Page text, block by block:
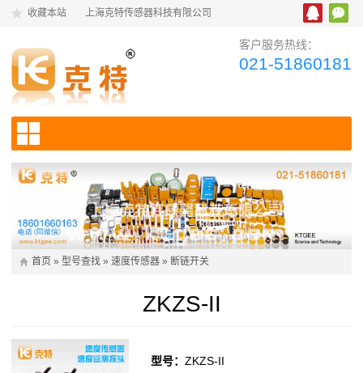
收藏本站 上海克特传感器科技有限公司
客户服务热线：
021-51860181
首页 » 型号查找 » 速度传感器 » 断链开关
ZKZS-II
型号：ZKZS-II